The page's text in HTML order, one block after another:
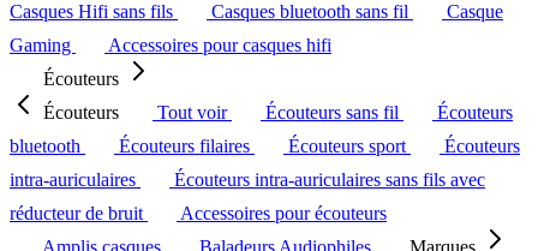
Casques Hifi sans fils
Casques bluetooth sans fil
Casque
Gaming
Accessoires pour casques hifi
Écouteurs
Écouteurs
Tout voir Écouteurs sans fil
Écouteurs
bluetooth
Écouteurs filaires Écouteurs sport
Écouteurs
intra-auriculaires
Écouteurs intra-auriculaires sans fils avec
réducteur de bruit
Accessoires pour écouteurs
Amplis casques
Baladeurs Audiophiles
Marques